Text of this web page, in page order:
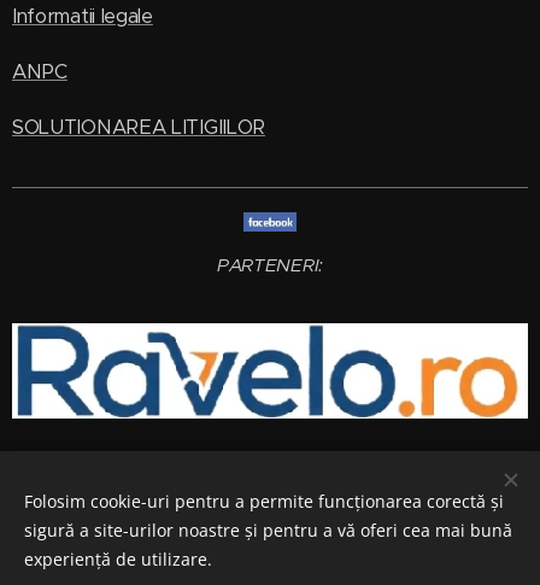
Informatii legale
ANPC
SOLUTIONAREA LITIGIILOR
PARTENERI:
Folosim cookie-uri pentru a permite funcționarea corectă și
sigură a site-urilor noastre și pentru a vă oferi cea mai bună
experiență de utilizare.